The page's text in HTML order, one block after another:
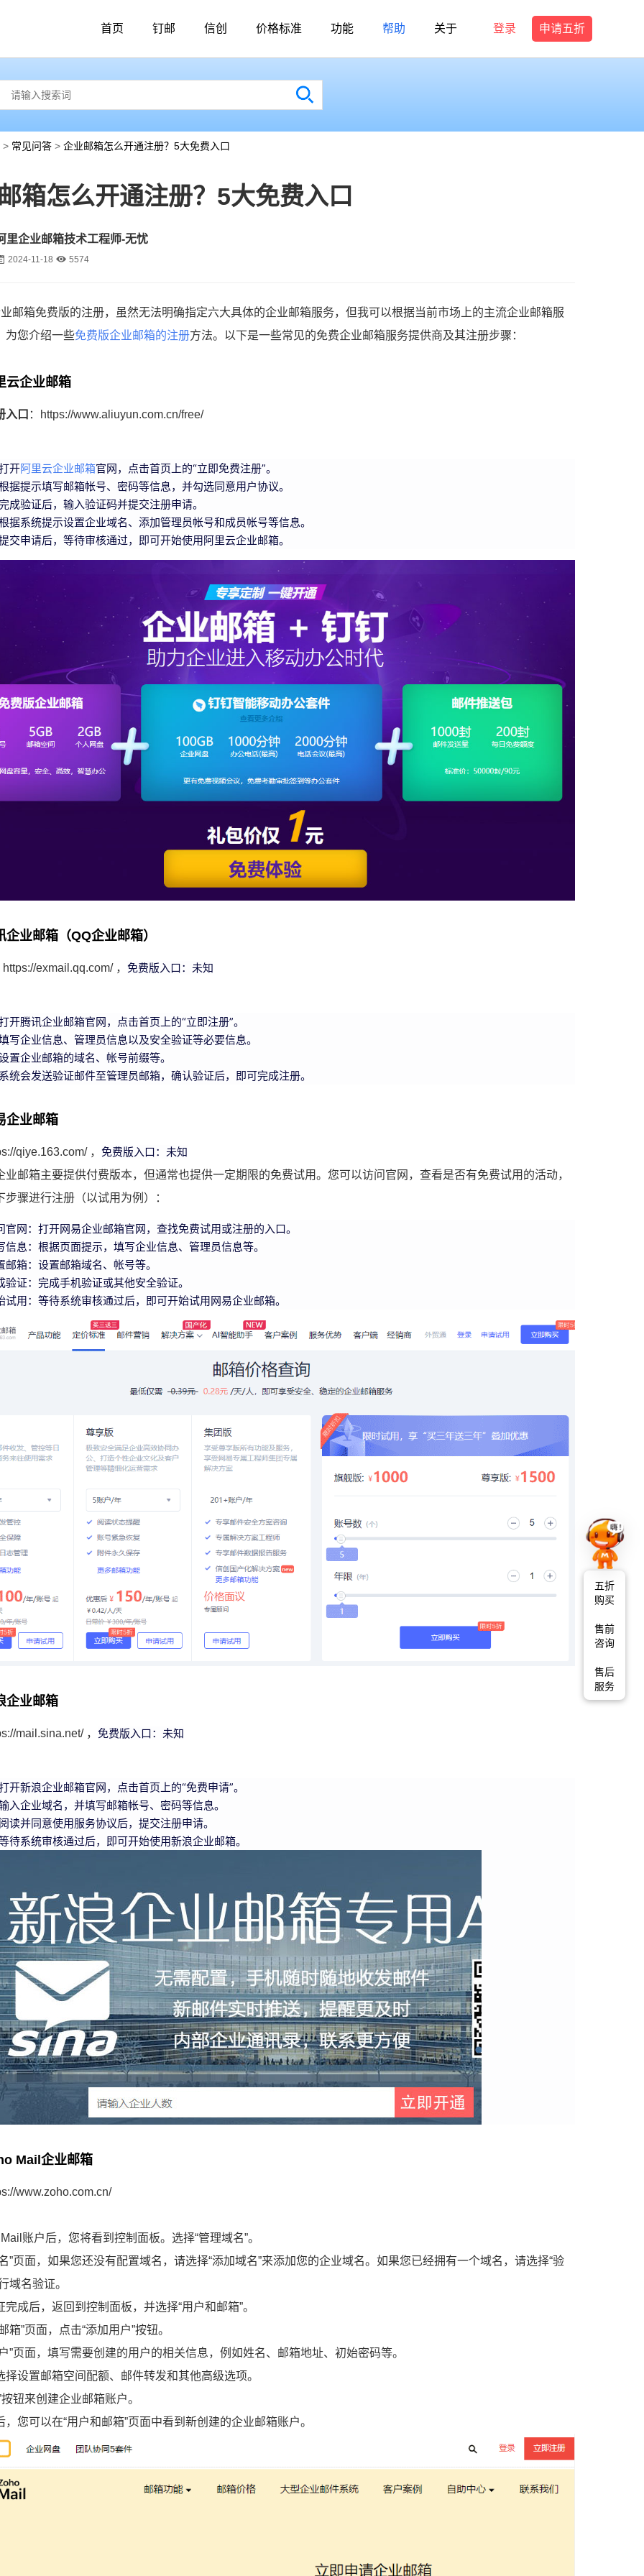
首页 钉邮 信创 价格标准 功能 帮助 关于 登录 申请五折
> 常见问答 > 企业邮箱怎么开通注册？5大免费入口
箱怎么开通注册？5大免费入口
里企业邮箱技术工程师-无忧
2024-11-18 5574
邮箱免费版的注册，虽然无法明确指定六大具体的企业邮箱服务，但我可以根据当前市场上的主流企业邮箱服
为您介绍一些免费版企业邮箱的注册方法。以下是一些常见的免费企业邮箱服务提供商及其注册步骤：
云企业邮箱
入口 ：https://www.aliuyun.com.cn/free/
开阿里云企业邮箱官网，点击首页上的“立即免费注册”。
据提示填写邮箱帐号、密码等信息，并勾选同意用户协议。
成验证后，输入验证码并提交注册申请。
据系统提示设置企业域名、添加管理员帐号和成员帐号等信息。
交申请后，等待审核通过，即可开始使用阿里云企业邮箱。
企业邮箱（QQ企业邮箱）
https://exmail.qq.com/ ， 免费版入口：未知
开腾讯企业邮箱官网，点击首页上的“立即注册”。
写企业信息、管理员信息以及安全验证等必要信息。
置企业邮箱的域名、帐号前缀等。
统会发送验证邮件至管理员邮箱，确认验证后，即可完成注册。
企业邮箱
qiye.163.com/ ， 免费版入口：未知
业邮箱主要提供付费版本，但通常也提供一定期限的免费试用。您可以访问官网，查看是否有免费试用的活动，
步骤进行注册（以试用为例）：
官网：打开网易企业邮箱官网，查找免费试用或注册的入口。
信息：根据页面提示，填写企业信息、管理员信息等。
邮箱：设置邮箱域名、帐号等。
验证：完成手机验证或其他安全验证。
试用：等待系统审核通过后，即可开始试用网易企业邮箱。
企业邮箱
mail.sina.net/ ， 免费版入口：未知
开新浪企业邮箱官网，点击首页上的“免费申请”。
入企业域名，并填写邮箱帐号、密码等信息。
读并同意使用服务协议后，提交注册申请。
待系统审核通过后，即可开始使用新浪企业邮箱。
Mail企业邮箱
www.zoho.com.cn/
账户后，您将看到控制面板。选择“管理域名”。
”页面，如果您还没有配置域名，请选择“添加域名”来添加您的企业域名。如果您已经拥有一个域名，请选择“验
域名验证。
完成后，返回到控制面板，并选择“用户和邮箱”。
箱”页面，点击“添加用户”按钮。
”页面，填写需要创建的用户的相关信息，例如姓名、邮箱地址、初始密码等。
择设置邮箱空间配额、邮件转发和其他高级选项。
按钮来创建企业邮箱账户。
，您可以在“用户和邮箱”页面中看到新创建的企业邮箱账户。
五折
购买
售前
咨询
售后
服务